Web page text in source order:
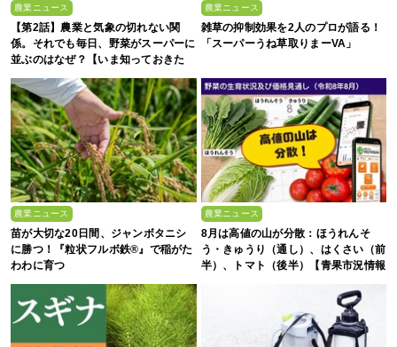
農業ニュース
【第2話】農業と気象の切れない関
係。それでも毎日、野菜がスーパーに
並ぶのはなぜ？【いま知っておきた
い、これからの”食”の話】
農業ニュース
雑草の抑制効果を2人のプロが語る！
「スーパーうね草取りまーVA」
農業ニュース
苗が大切な20日間、ジャンボタニシ
に勝つ！『粒状フルボ鉄®』で稲がた
わわに育つ
農業ニュース
8月は高値の山が分散：ほうれんそ
う・きゅうり（通し）、はくさい（前
半）、トマト（後半）【青果市況情報